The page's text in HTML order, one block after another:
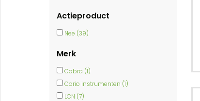
Actieproduct
Nee (39)
Merk
Cobra (1)
Corio instrumenten (1)
LCN (7)